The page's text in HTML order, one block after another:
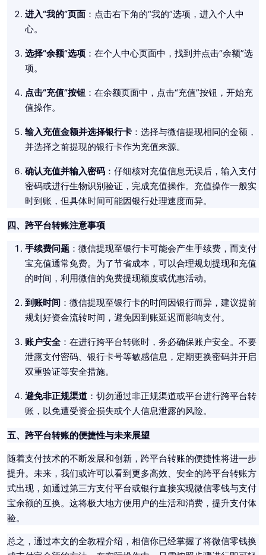
进入“我的”页面 ：点击右下角的“我的”选项，进入个人中
心。
选择“余额”选项 ：在个人中心页面中，找到并点击“余额”选
项。
点击“充值”按钮 ：在余额页面中，点击“充值”按钮，开始充
值操作。
输入充值金额并选择银行卡 ：选择与微信提现相同的金额，
并选择之前提现的银行卡作为充值来源。
确认充值并输入密码 ：仔细核对充值信息无误后，输入支付
密码或进行生物识别验证，完成充值操作。充值操作一般实
时到账，但具体时间可能因银行处理速度而异。
四、跨平台转账注意事项
手续费问题 ：微信提现至银行卡可能会产生手续费，而支付
宝充值通常免费。为了节省成本，可以合理规划提现和充值
的时间，利用微信的免费提现额度或优惠活动。
到账时间 ：微信提现至银行卡的时间因银行而异，建议提前
规划好资金流转时间，避免因到账延迟而影响支付。
账户安全：在进行跨平台转账时，务必确保账户安全。不要
泄露支付密码、银行卡号等敏感信息，定期更换密码并开启
双重验证等安全措施。
避免非正规渠道 ：切勿通过非正规渠道或平台进行跨平台转
账，以免遭受资金损失或个人信息泄露的风险。
五、跨平台转账的便捷性与未来展望
随着支付技术的不断发展和创新，跨平台转账的便捷性将进一步
提升。未来，我们或许可以看到更多高效、安全的跨平台转账方
式出现，如通过第三方支付平台或银行直接实现微信零钱与支付
宝余额的互换。这将极大地方便用户的生活和消费，提升支付体
验。
总之，通过本文的全教程介绍，相信你已经掌握了将微信零钱换